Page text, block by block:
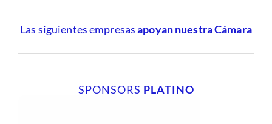
Las siguientes empresasapoyan nuestra Cámara
SPONSORS PLATINO